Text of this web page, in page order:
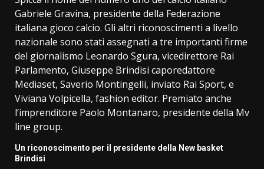
Gabriele Gravina, presidente della Federazione
italiana gioco calcio. Gli altri riconoscimenti a livello
nazionale sono stati assegnati a tre importanti firme
del giornalismo Leonardo Sgura, vicedirettore Rai
Parlamento, Giuseppe Brindisi caporedattore
Mediaset, Saverio Montingelli, inviato Rai Sport, e
Viviana Volpicella, fashion editor. Premiato anche
l’imprenditore Paolo Montanaro, presidente della Mv
line group.
Un riconoscimento per il presidente della New basket
Brindisi